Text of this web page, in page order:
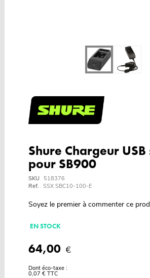
Shure Chargeur
pour SB900
SKU
518376
Ref. SSX SBC10-100-E
Soyez le premier à commenter ce
EN STOCK
64,00 €
Dont éco-taxe :
0,07 € TTC